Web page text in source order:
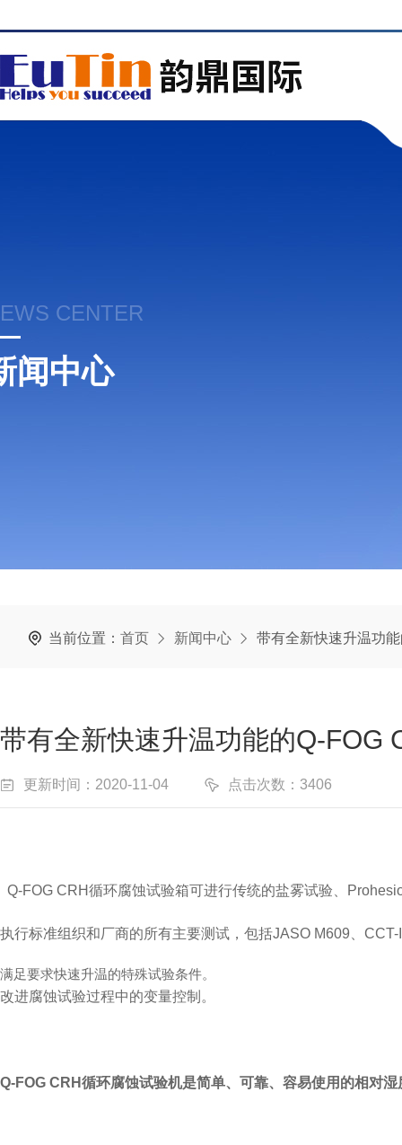
CENTER
闻中心
当前位置： 首页 新闻中心 带有全新快速升温功
带有全新快速升温功能的Q-FOG
更新时间：2020-11-04 点击次数：3406
Q-FOG CRH循环腐蚀试验箱可进行传统的盐雾试验、
执行标准组织和厂商的所有主要测试，包括JASO M609、
满足要求快速升温的特殊试验条件。
改进腐蚀试验过程中的变量控制。
Q-FOG CRH循环腐蚀试验机是简单、可靠、容易使用的相对